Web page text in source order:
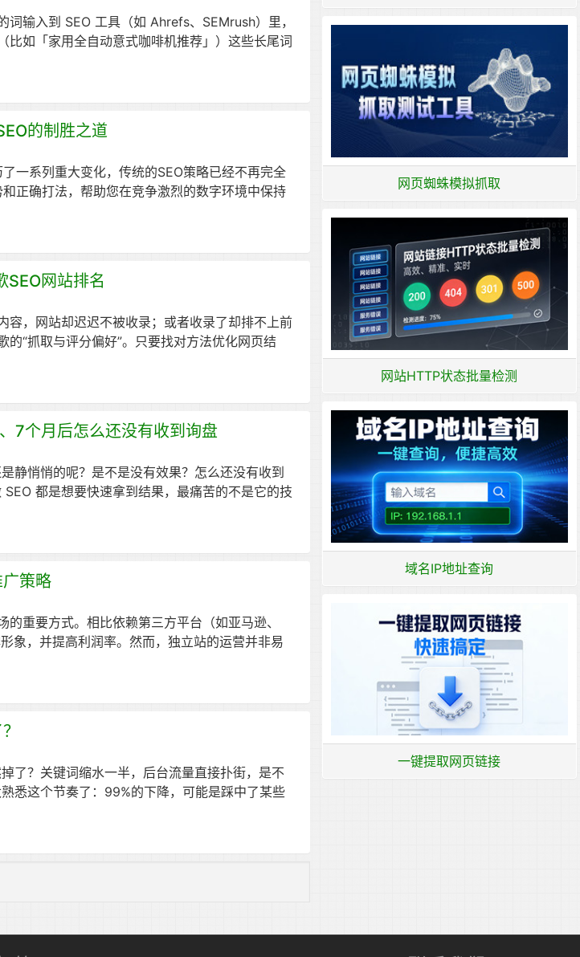
输入到 SEO 工具（如 Ahrefs、SEMrush）里，
如「家用全自动意式咖啡机推荐」）这些长尾词
的制胜之道
一系列重大变化，传统的SEO策略已经不再完全
正确打法，帮助您在竞争激烈的数字环境中保持
网站排名
容，网站却迟迟不被收录；或者收录了却排不上前
“抓取与评分偏好”。只要找对方法优化网页结
7个月后怎么还没有收到询盘
静悄悄的呢？是不是没有效果？怎么还没有收到
都是想要快速拿到结果，最痛苦的不是它的技
策略
重要方式。相比依赖第三方平台（如亚马逊、
象，并提高利润率。然而，独立站的运营并非易
了？关键词缩水一半，后台流量直接扑街，是不
悉这个节奏了：99%的下降，可能是踩中了某些
网页蜘蛛模拟抓取
网站HTTP状态批量检测
域名IP地址查询
一键提取网页链接